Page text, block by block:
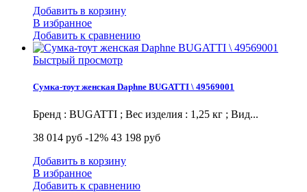
Добавить в корзину
В избранное
Добавить к сравнению
Быстрый просмотр
Сумка-тоут женская Daphne BUGATTI \ 49569001
Бренд : BUGATTI ; Вес изделия : 1,25 кг ; Вид...
38 014 руб -12% 43 198 руб
Добавить в корзину
В избранное
Добавить к сравнению